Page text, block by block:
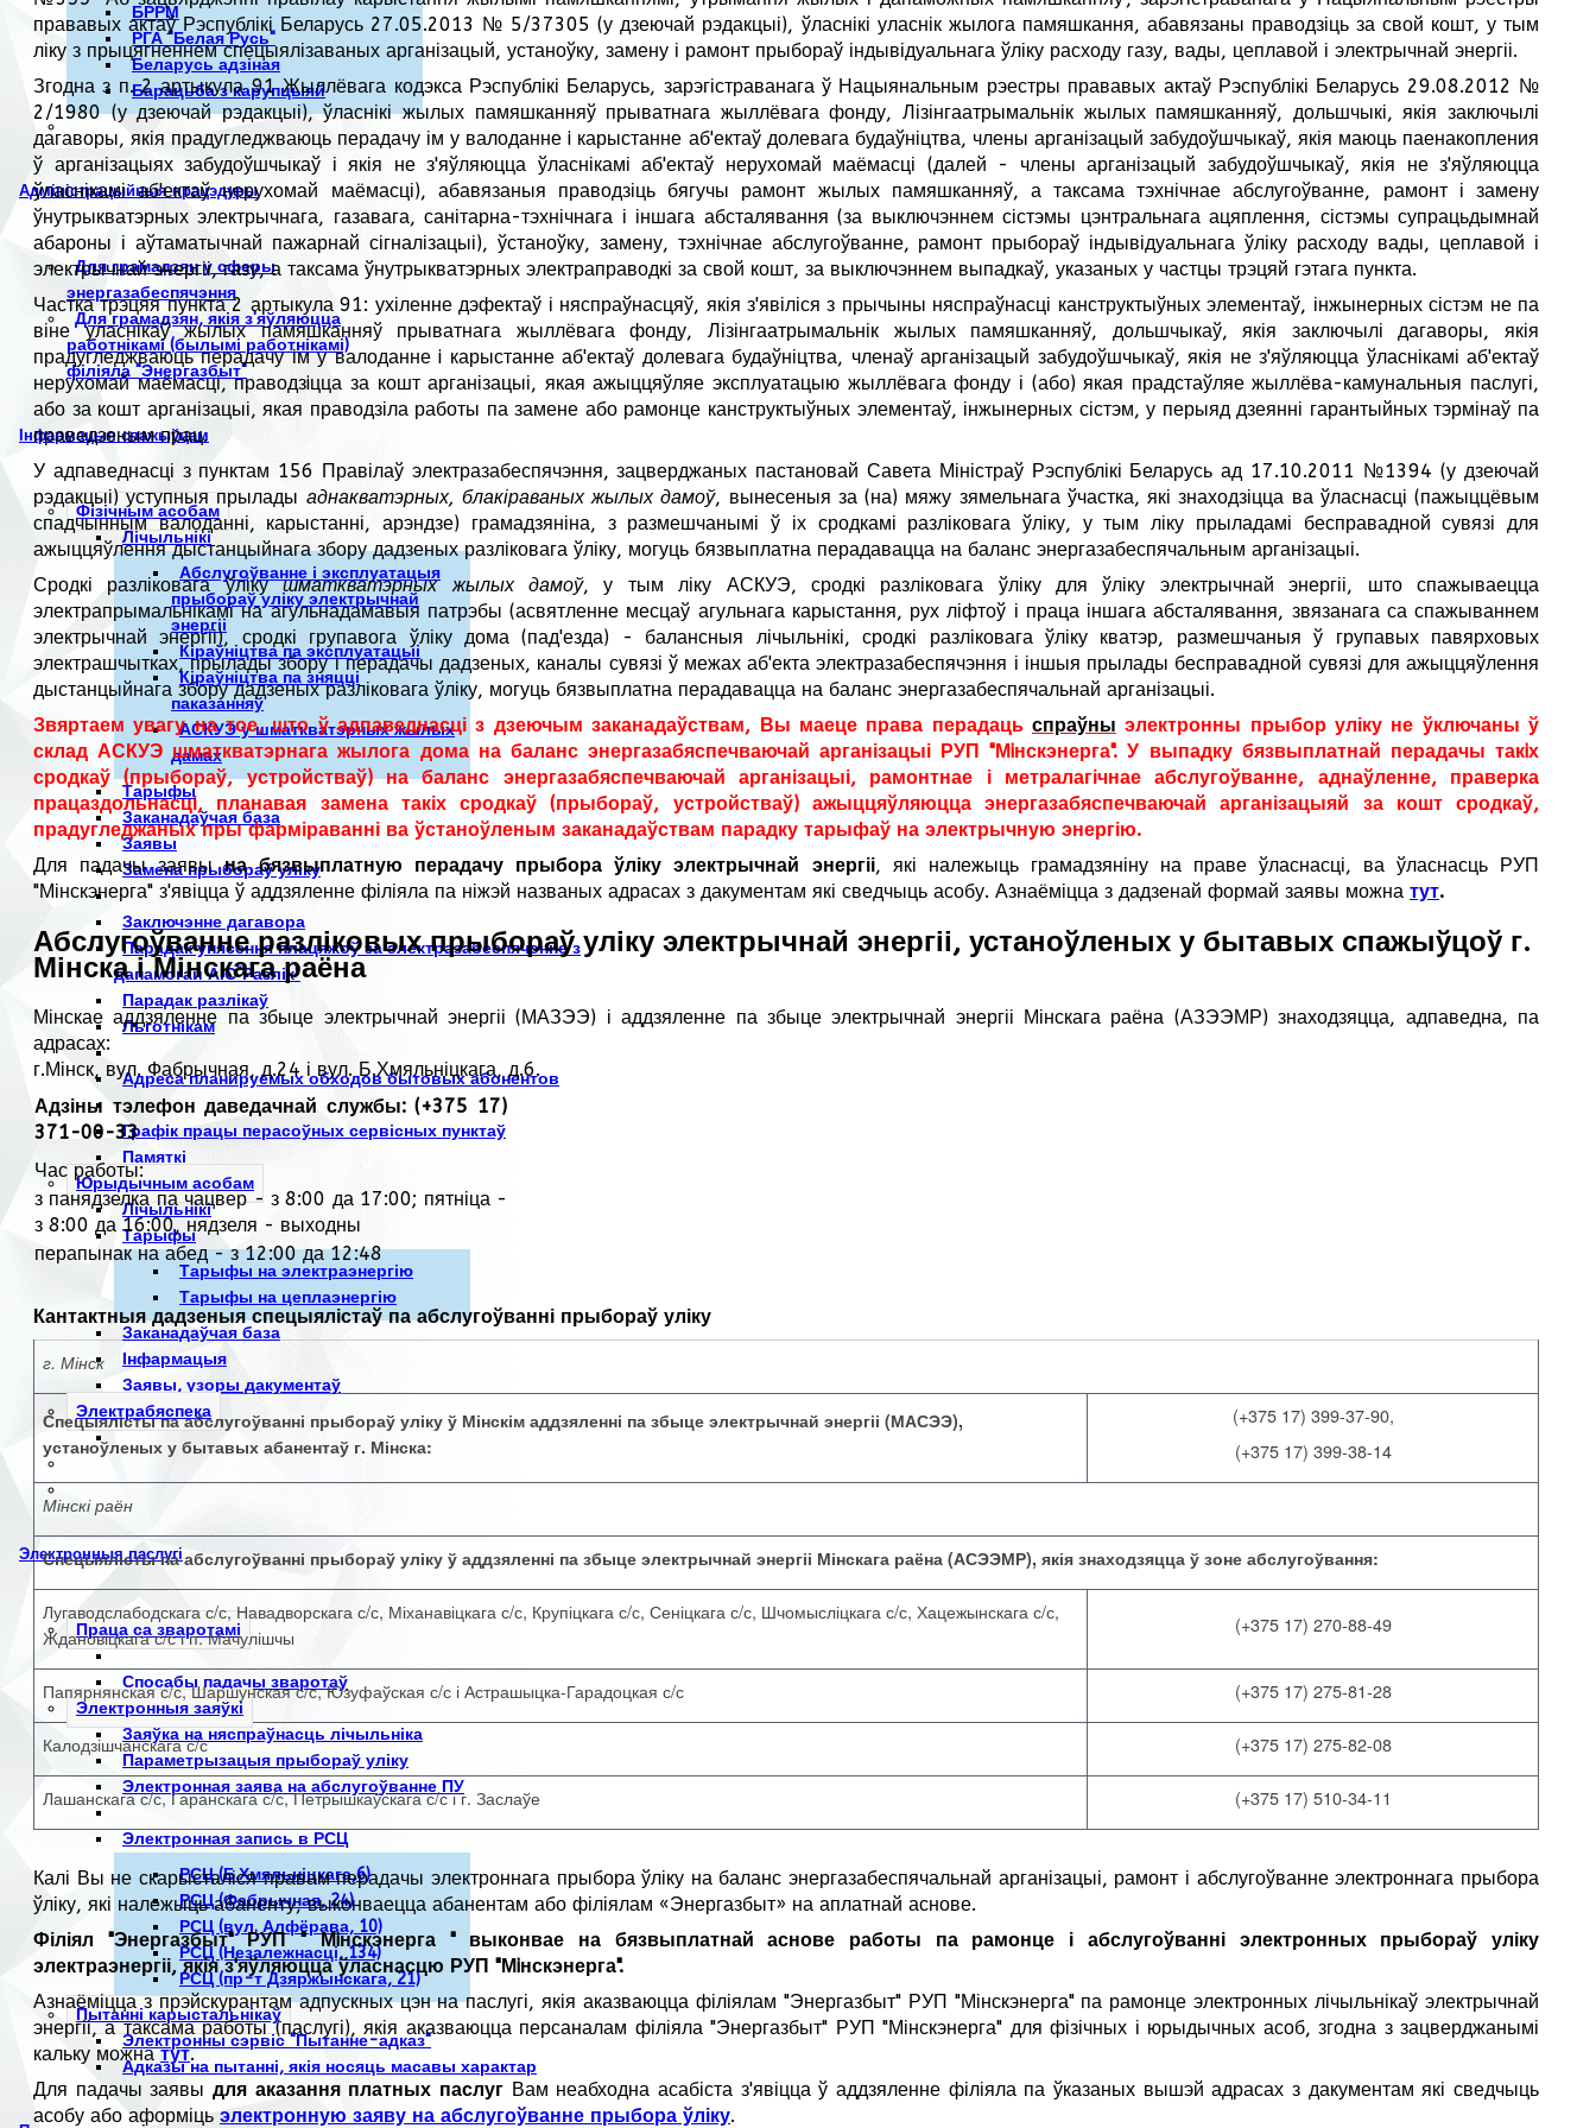
БРРМ
РГА "Белая Русь"
Беларусь адзіная
Барацьба з карупцыяй
Адміністрацыйныя працэдуры
Для грамадзян у сферы
энергазабеспячэння
Для грамадзян, якія з'яўляюцца
работнікамі (былымі работнікамі)
філіяла "Энергазбыт"
Інфармацыя спажыўцам
Фізічным асобам
Лічыльнікі
Абслугоўванне і эксплуатацыя
прыбораў уліку электрычнай
энергіі
Кіраўніцтва па эксплуатацыі
Кіраўніцтва па зняцці
паказанняў
АСКУЭ у шматкватэрных жылых
дамах
Тарыфы
Заканадаўчая база
Заявы
Замена прыбораў уліку
Заключэнне дагавора
Парадак унясення плацяжоў за электразабеспячэнне з
дапамогай АІС"Разлік"
Парадак разлікаў
Льготнікам
Адреса планируемых обходов бытовых абонентов
Графік працы перасоўных сервісных пунктаў
Памяткі
Юрыдычным асобам
Лічыльнікі
Тарыфы
Тарыфы на электраэнергію
Тарыфы на цеплаэнергію
Заканадаўчая база
Інфармацыя
Заявы, узоры дакументаў
Электрабяспека
Электронныя паслугі
Праца са зваротамі
Спосабы падачы зваротаў
Электронныя заяўкі
Заяўка на няспраўнасць лічыльніка
Параметрызацыя прыбораў уліку
Электронная заява на абслугоўванне ПУ
Электронная запись в РСЦ
РСЦ (Б.Хмяльніцкага,6)
РСЦ (Фабрычная, 24)
РСЦ (вул. Алфёрава, 10)
РСЦ (Незалежнасці, 134)
РСЦ (пр-т Дзяржынскага, 21)
Пытанні карыстальнікаў
Электронны сэрвіс "Пытанне-адказ"
Адказы на пытанні, якія носяць масавы характар
прававых актаў Рэспублікі Беларусь 27.05.2013 № 5/37305 (у дзеючай рэдакцыі), ўласнікі уласнік жылога памяшкання, абавязаны праводзіць за свой кошт, у тым
ліку з прыцягненнем спецыялізаваных арганізацый, устаноўку, замену і рамонт прыбораў індывідуальнага ўліку расходу газу, вады, цеплавой і электрычнай энергіі.
Згодна з п. 2 артыкула 91 Жыллёвага кодэкса Рэспублікі Беларусь, зарэгістраванага ў Нацыянальным рэестры прававых актаў Рэспублікі Беларусь 29.08.2012 №
2/1980 (у дзеючай рэдакцыі), ўласнікі жылых памяшканняў прыватнага жыллёвага фонду, Лізінгаатрымальнік жылых памяшканняў, дольшчыкі, якія заключылі
дагаворы, якія прадугледжваюць перадачу ім у валоданне i карыстанне аб'ектаў долевага будаўніцтва, члены арганізацый забудоўшчыкаў, якія маюць паенакопления
ў арганізацыях забудоўшчыкаў і якія не з'яўляюцца ўласнікамі аб'ектаў нерухомай маёмасці (далей - члены арганізацый забудоўшчыкаў, якія не з'яўляюцца
ўласнікамі аб'ектаў нерухомай маёмасці), абавязаныя праводзіць бягучы рамонт жылых памяшканняў, а таксама тэхнічнае абслугоўванне, рамонт і замену
ўнутрыкватэрных электрычнага, газавага, санітарна-тэхнічнага і іншага абсталявання (за выключэннем сістэмы цэнтральнага ацяплення, сістэмы супрацьдымнай
абароны і аўтаматычнай пажарнай сігналізацыі), ўстаноўку, замену, тэхнічнае абслугоўванне, рамонт прыбораў індывідуальнага ўліку расходу вады, цеплавой і
электрычнай энергіі, газу, а таксама ўнутрыкватэрных электраправодкі за свой кошт, за выключэннем выпадкаў, указаных у частцы трэцяй гэтага пункта.
Частка трэцяя пункта 2 артыкула 91: ухіленне дэфектаў і няспраўнасцяў, якія з'явіліся з прычыны няспраўнасці канструктыўных элементаў, інжынерных сістэм не па
віне уласнікаў жылых памяшканняў прыватнага жыллёвага фонду, Лізінгаатрымальнік жылых памяшканняў, дольшчыкаў, якія заключылі дагаворы, якія
прадугледжваюць перадачу ім у валоданне i карыстанне аб'ектаў долевага будаўніцтва, членаў арганізацый забудоўшчыкаў, якія не з'яўляюцца ўласнікамі аб'ектаў
нерухомай маёмасці, праводзiцца за кошт арганізацыі, якая ажыццяўляе эксплуатацыю жыллёвага фонду і (або) якая прадстаўляе жыллёва-камунальныя паслугі,
або за кошт арганізацыі, якая праводзіла работы па замене або рамонце канструктыўных элементаў, інжынерных сістэм, у перыяд дзеянні гарантыйных тэрмінаў па
праведзеным прац.
У адпаведнасці з пунктам 156 Правілаў электразабеспячэння, зацверджаных пастановай Савета Міністраў Рэспублікі Беларусь ад 17.10.2011 №1394 (у дзеючай
рэдакцыі) уступныя прылады аднакватэрных, блакіраваных жылых дамоў, вынесеныя за (на) мяжу зямельнага ўчастка, які знаходзіцца ва ўласнасці (пажыццёвым
спадчынным валоданні, карыстанні, арэндзе) грамадзяніна, з размешчанымі ў іх сродкамі разліковага ўліку, у тым ліку прыладамі бесправадной сувязі для
ажыццяўлення дыстанцыйнага збору дадзеных разліковага ўліку, могуць бязвыплатна перадавацца на баланс энергазабеспячальным арганізацыі.
Сродкі разліковага ўлікушматкватэрных жылых дамоў, у тым ліку АСКУЭ, сродкі разліковага ўліку для ўліку электрычнай энергіі, што спажываецца
электрапрымальнікамі на агульнадамавыя патрэбы (асвятленне месцаў агульнага карыстання, рух ліфтоў і праца іншага абсталявання, звязанага са спажываннем
электрычнай энергіі), сродкі групавога ўліку дома (пад'езда) - балансныя лічыльнікі, сродкі разліковага ўліку кватэр, размешчаныя ў групавых павярховых
электрашчытках, прылады збору і перадачы дадзеных, каналы сувязі ў межах аб'екта электразабеспячэння і іншыя прылады бесправадной сувязі для ажыццяўлення
дыстанцыйнага збору дадзеных разліковага ўліку, могуць бязвыплатна перадавацца на баланс энергазабеспячальнай арганізацыі.
Звяртаем увагу на тое, што ў адпаведнасці з дзеючым заканадаўствам, Вы маеце права перадаць спраўны электронны прыбор уліку не ўключаны ў
склад АСКУЭ шматкватэрнага жылога дома на баланс энергазабяспечваючай арганізацыі РУП "Мiнскэнерга". У выпадку бязвыплатнай перадачы такiх
сродкаў (прыбораў, устройстваў) на баланс энергазабяспечваючай арганізацыі, рамонтнае і метралагічнае абслугоўванне, аднаўленне, праверка
працаздольнасці, планавая замена такіх сродкаў (прыбораў, устройстваў) ажыццяўляюцца энергазабяспечваючай арганізацыяй за кошт сродкаў,
прадугледжаных пры фарміраванні ва ўстаноўленым заканадаўствам парадку тарыфаў на электрычную энергію.
Для падачы заявына бязвыплатную перадачу прыбора ўліку электрычнай энергіі, які належыць грамадзяніну на праве ўласнасці, ва ўласнасць РУП
"Мінскэнерга" з'явіцца ў аддзяленне філіяла па ніжэй названых адрасах з дакументам які сведчыць асобу. Азнаёміцца ​​з дадзенай формай заявы можна тут.
Абслугоўванне разліковых прыбораў уліку электрычнай энергіі, устаноўленых у бытавых спажыўцоў г.
Мінска і Мінскага раёна
Мінскае аддзяленне па збыце электрычнай энергіі (МАЗЭЭ) і аддзяленне па збыце электрычнай энергіі Мінскага раёна (АЗЭЭМР) знаходзяцца, адпаведна, па
адрасах:
г.Мінск, вул. Фабрычная, д.24 і вул. Б.Хмяльніцкага, д.6.
Адзіны тэлефон даведачнай службы: (+375 17)
371-00-33
Час работы:
з панядзелка па чацвер - з 8:00 да 17:00; пятніца -
з 8:00 да 16:00, нядзеля - выходны
перапынак на абед - з 12:00 да 12:48
Кантактныя дадзеныя спецыялістаў па абслугоўванні прыбораў уліку
г. Мінск
Спецыялісты па абслугоўванні прыбораў уліку ў Мінскім аддзяленні па збыце электрычнай энергіі (МАСЭЭ),
устаноўленых у бытавых абанентаў г. Мінска:
(+375 17) 399-37-90,
(+375 17) 399-38-14
Мінскі раён
Спецыялісты па абслугоўванні прыбораў уліку ў аддзяленні па збыце электрычнай энергіі Мінскага раёна (АСЭЭМР), якія знаходзяцца ў зоне абслугоўвання:
Лугаводслабодскага с/с, Навадворскага с/с, Міханавіцкага с/с, Крупіцкага с/с, Сеніцкага с/с, Шчомысліцкага с/с, Хацежынскага с/с,
Ждановіцкага с/с і п. Мачулішчы
(+375 17) 270-88-49
Папярнянская с/с, Шаршунская с/с, Юзуфаўская с/с і Астрашыцка-Гарадоцкая с/с (+375 17) 275-81-28
Калодзішчанскага с/с (+375 17) 275-82-08
Лашанскага с/с, Гаранскага с/с, Петрышкаўскага с/с і г. Заслаўе (+375 17) 510-34-11
Калі Вы не скарысталіся правам перадачы электроннага прыбора ўліку на баланс энергазабеспячальнай арганізацыі, рамонт і абслугоўванне электроннага прыбора
ўліку, які належыць абаненту, выконваецца абанентам або філіялам «Энергазбыт» на аплатнай аснове.
Філіял "Энергазбыт" РУП " Мiнскэнерга " выконвае на бязвыплатнай аснове работы па рамонце і абслугоўванні электронных прыбораў уліку
электраэнергіі, якія з'яўляюцца ўласнасцю РУП "Мiнскэнерга".
Азнаёміцца ​​з прэйскурантам адпускных цэн на паслугі, якія аказваюцца філіялам "Энергазбыт" РУП "Мінскэнерга" па рамонце электронных лічыльнікаў электрычнай
энергіі, а таксама работы (паслугі), якія аказваюцца персаналам філіяла "Энергазбыт" РУП "Мінскэнерга" для фізічных і юрыдычных асоб, згодна з зацверджанымі
кальку можнатут.
Для падачы заявы для аказання платных паслуг Вам неабходна асабіста з'явіцца ў аддзяленне філіяла па ўказаных вышэй адрасах з дакументам які сведчыць
асобу або аформіць электронную заяву на абслугоўванне прыбора ўліку.